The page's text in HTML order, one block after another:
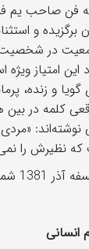
فن صاحب یم
برگزیده و
در شخصیت
این امتیاز
گویا و زنده،
کلمه در
نوشته‌اند:
نظیرش را
شماره 62
انسانی